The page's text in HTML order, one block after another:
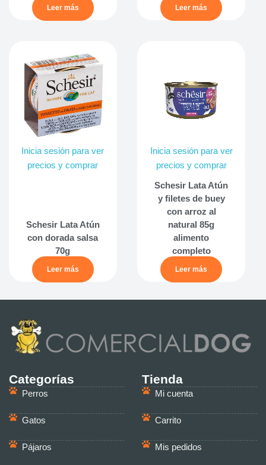
Leer más Leer más
Inicia sesión para ver
precios y comprar
Schesir Lata Atún
con dorada salsa
70g
Leer más
Inicia sesión para ver
precios y comprar
Schesir Lata Atún
y filetes de buey
con arroz al
natural 85g
alimento
completo
Leer más
Categorías
Perros
Gatos
Pájaros
Tienda
Mi cuenta
Carrito
Mis pedidos